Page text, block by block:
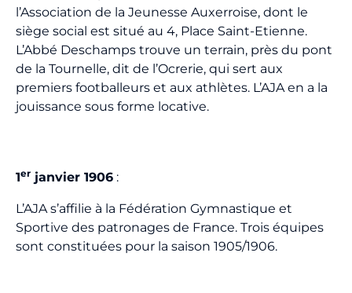
l’Association de la Jeunesse Auxerroise, dont le
siège social est situé au 4, Place Saint-Etienne.
L’Abbé Deschamps trouve un terrain, près du pont
de la Tournelle, dit de l’Ocrerie, qui sert aux
premiers footballeurs et aux athlètes. L’AJA en a la
jouissance sous forme locative.
1er janvier 1906 :
L’AJA s’affilie à la Fédération Gymnastique et
Sportive des patronages de France. Trois équipes
sont constituées pour la saison 1905/1906.